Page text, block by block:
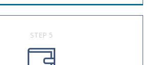
STEP 5